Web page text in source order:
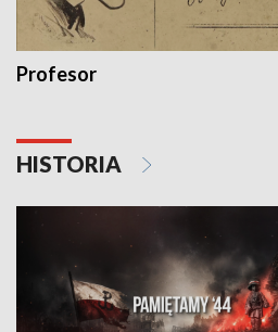
Profesor
HISTORIA